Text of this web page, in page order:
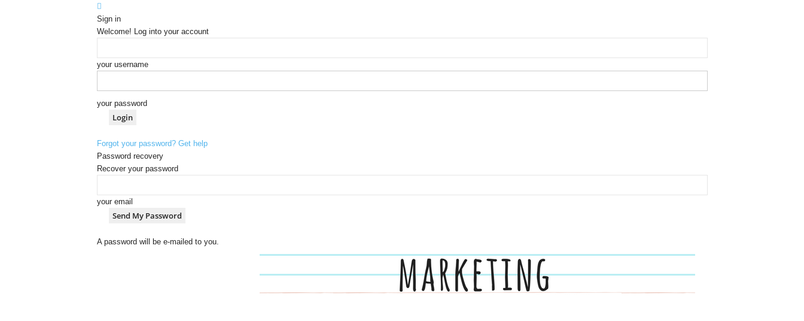
Sign in
Welcome! Log into your account
your username
your password
Forgot your password? Get help
Password recovery
Recover your password
your email
A password will be e-mailed to you.